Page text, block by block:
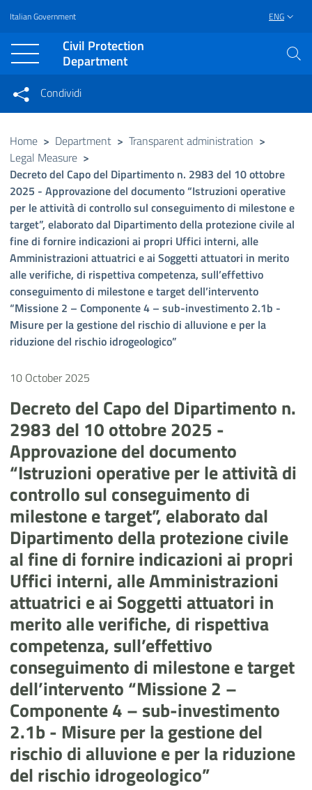
Vai al contenuto principale
Raggiungi il piè di pagina
Italian Government ENG
Civil Protection
Department
Condividi su Facebook
Condividi su Twitter
Condividi
Condividi sui social network
Home > Department > Transparent administration >
Legal Measure >
Decreto del Capo del Dipartimento n. 2983 del 10 ottobre
2025 - Approvazione del documento “Istruzioni operative
per le attività di controllo sul conseguimento di milestone e
target”, elaborato dal Dipartimento della protezione civile al
fine di fornire indicazioni ai propri Uffici interni, alle
Amministrazioni attuatrici e ai Soggetti attuatori in merito
alle verifiche, di rispettiva competenza, sull’effettivo
conseguimento di milestone e target dell’intervento
“Missione 2 – Componente 4 – sub-investimento 2.1b -
Misure per la gestione del rischio di alluvione e per la
riduzione del rischio idrogeologico”
10 October 2025
Decreto del Capo del Dipartimento n.
2983 del 10 ottobre 2025 -
Approvazione del documento
“Istruzioni operative per le attività di
controllo sul conseguimento di
milestone e target”, elaborato dal
Dipartimento della protezione civile
al fine di fornire indicazioni ai propri
Uffici interni, alle Amministrazioni
attuatrici e ai Soggetti attuatori in
merito alle verifiche, di rispettiva
competenza, sull’effettivo
conseguimento di milestone e target
dell’intervento “Missione 2 –
Componente 4 – sub-investimento
2.1b - Misure per la gestione del
rischio di alluvione e per la riduzione
del rischio idrogeologico”